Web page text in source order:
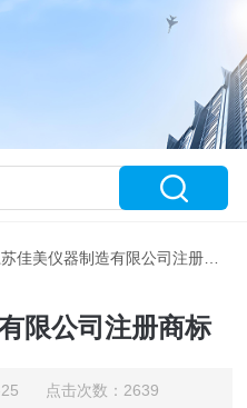
佳美仪器制造有限公司注册商标
限公司注册商标
25 点击次数：2639